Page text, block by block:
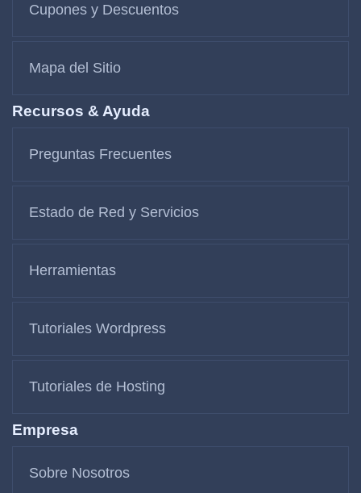
Cupones y Descuentos
Mapa del Sitio
Recursos & Ayuda
Preguntas Frecuentes
Estado de Red y Servicios
Herramientas
Tutoriales Wordpress
Tutoriales de Hosting
Empresa
Sobre Nosotros